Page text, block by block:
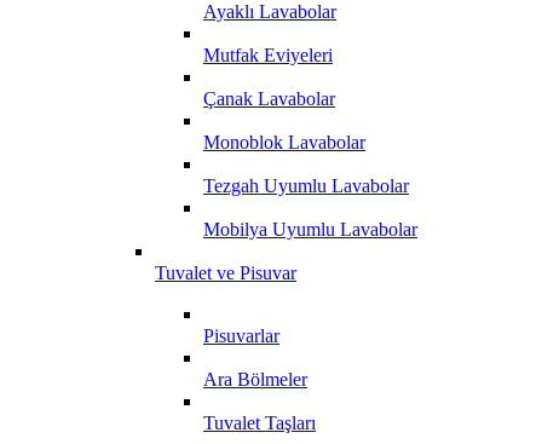
Ayaklı Lavabolar
Mutfak Eviyeleri
Çanak Lavabolar
Monoblok Lavabolar
Tezgah Uyumlu Lavabolar
Mobilya Uyumlu Lavabolar
Tuvalet ve Pisuvar
Pisuvarlar
Ara Bölmeler
Tuvalet Taşları